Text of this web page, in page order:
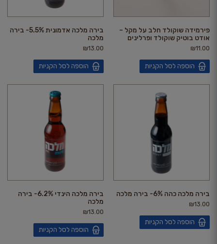
פירמידה שוקולד חלב על מקל –
אודט בוטיק שוקולד ופרלינים
₪11.00
הוספה לסל הקניות
בירה מלכה אדמונית 5.5%- בירה
מלכה
₪13.00
הוספה לסל הקניות
בירה מלכה כהה 6%- בירה מלכה
₪13.00
הוספה לסל הקניות
בירה מלכה הינדי 6.2%- בירה
מלכה
₪13.00
הוספה לסל הקניות